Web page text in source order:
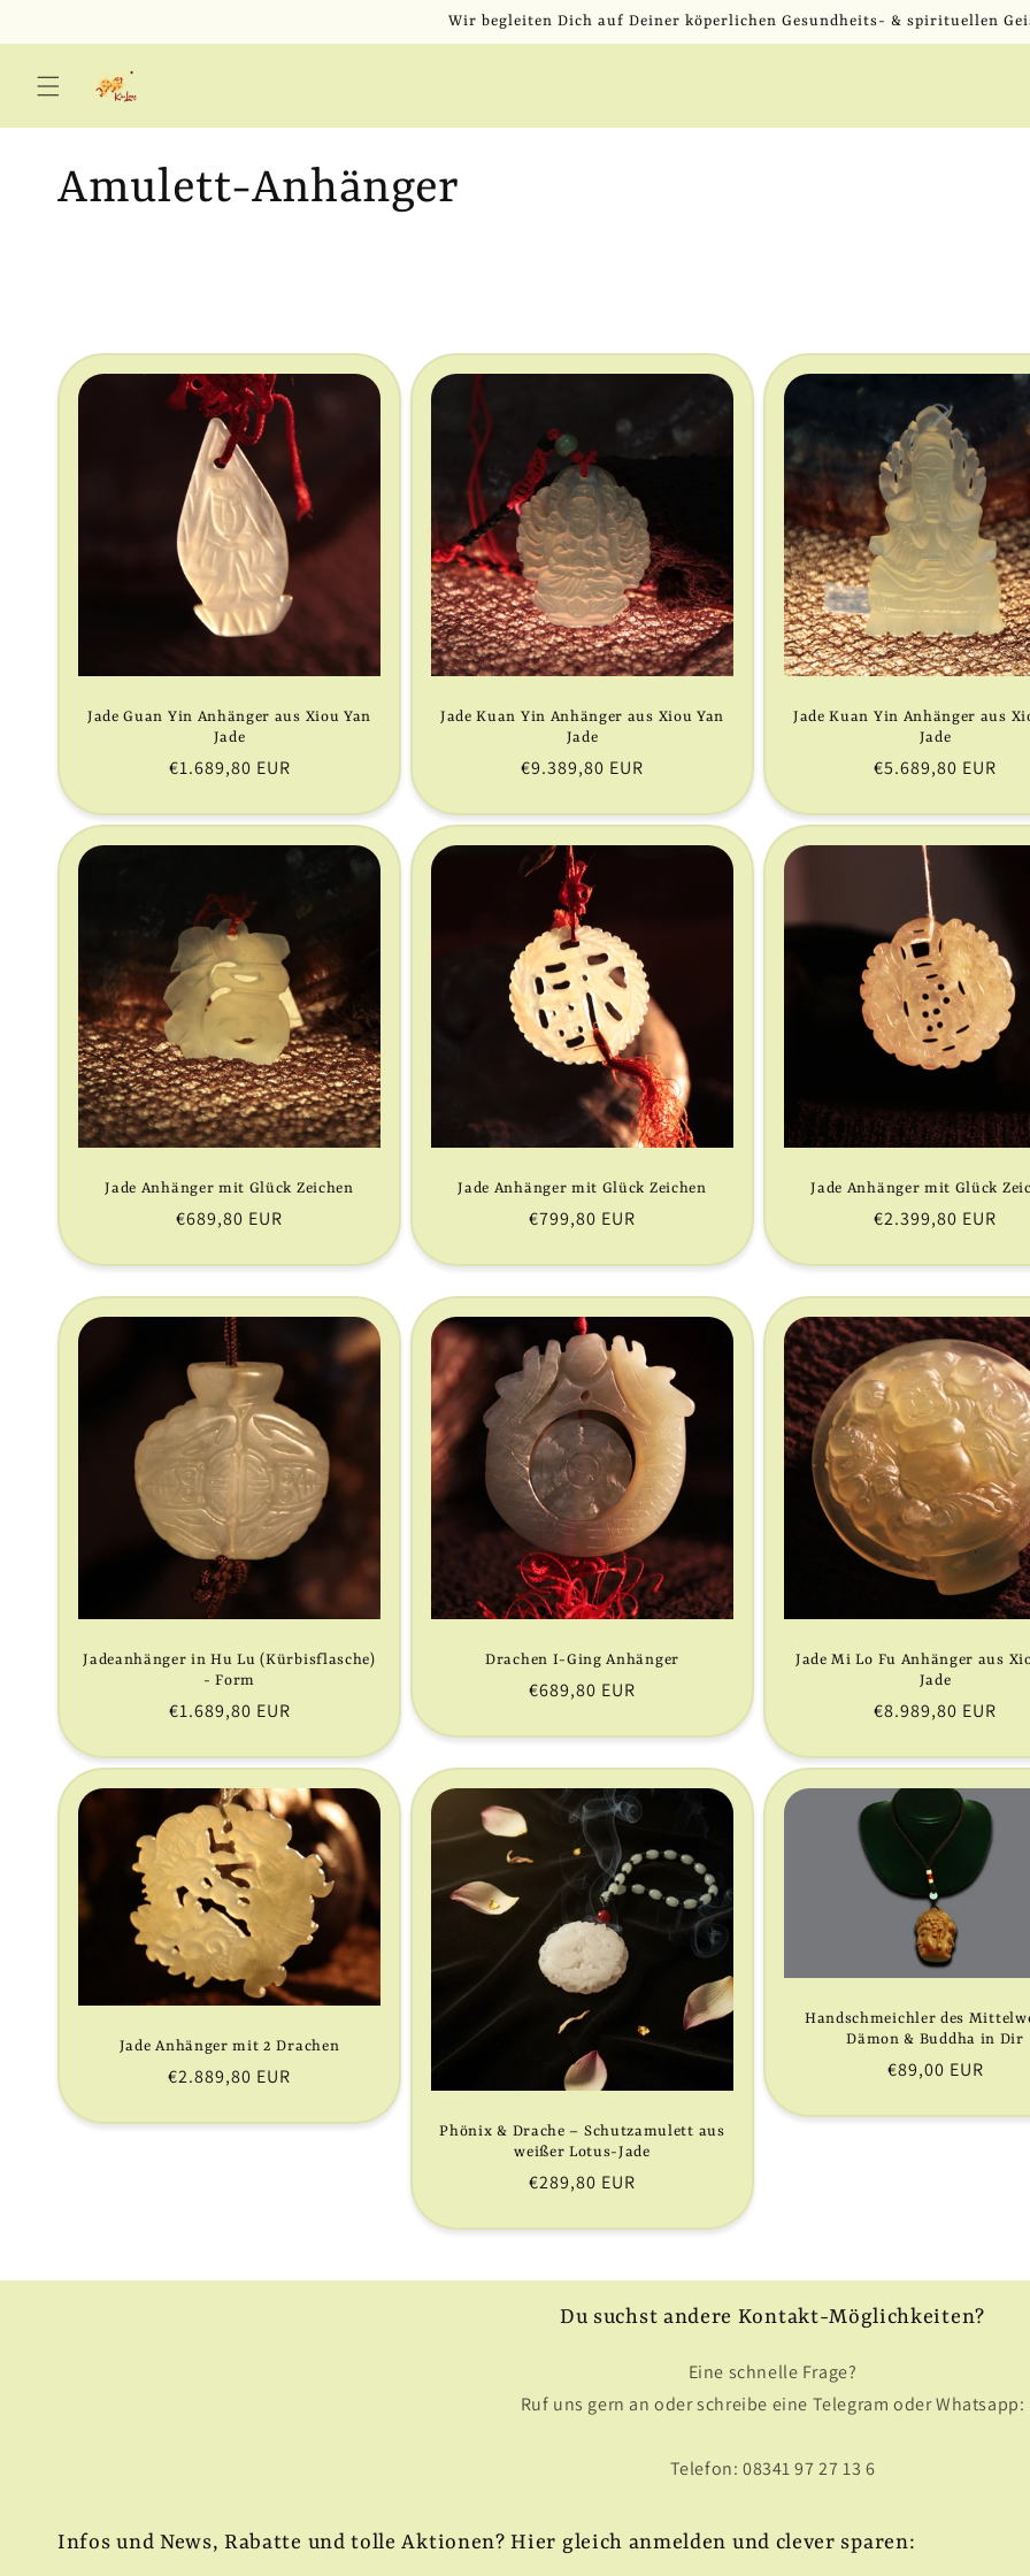
Inhalt
Wir begleiten Dich auf Deiner köperlichen Gesundheits- & spirituellen
K
e
:
Amulett-Anhänger
Jade Guan Yin Anhänger aus Xiou Yan
Jade
Normaler
€1.689,80 EUR
Jade Kuan Yin Anhänger aus Xiou Yan
Jade
Normaler
€9.389,80 EUR
Jade Kuan Yin Anhänger aus
Jade
Normaler
€5.689,80 EUR
Jade Anhänger mit Glück Zeichen
Normaler
€689,80 EUR
Jade Anhänger mit Glück Zeichen
Normaler
€799,80 EUR
Jade Anhänger mit Glück
Normaler
€2.399,80 EUR
Jadeanhänger in Hu Lu (Kürbisflasche)
- Form
Normaler
€1.689,80 EUR
Drachen I-Ging Anhänger
Normaler
€689,80 EUR
Jade Mi Lo Fu Anhänger aus
Jade
Normaler
€8.989,80 EUR
Jade Anhänger mit 2 Drachen
Normaler
€2.889,80 EUR
Phönix & Drache – Schutzamulett aus
weißer Lotus-Jade
Normaler
€289,80 EUR
Handschmeichler des
Dämon & Buddha in Dir
Normaler
€89,00 EUR
Du suchst andere Kontakt-Möglichkeiten?
Eine schnelle Frage?
Ruf uns gern an oder schreibe eine Telegram oder Whatsapp:
Telefon: 08341 97 27 13 6
Infos und News, Rabatte und tolle Aktionen? Hier gleich anmelden und clever sparen: